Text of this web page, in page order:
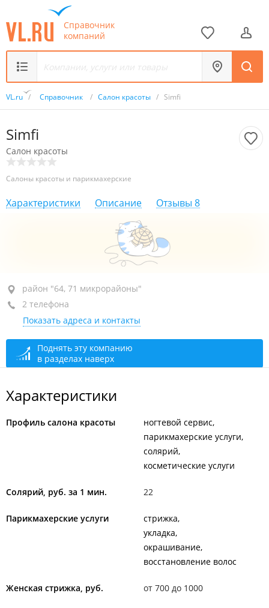
Справочник
компаний
VL.ru / Справочник / Салон красоты / Simfi
Simfi
Салон красоты
Салоны красоты и парикмахерские
Характеристики Описание Отзывы 8
район "64, 71 микрорайоны", ул. Нейбута, 31
супермаркет "ОК!", 2-й этаж, пав. 15
+7 (423) 263-47-06
+7 (423) 261-96-96
закрыто, откроется в 09:00
район "64, 71 микрорайоны"
2 телефона
Показать адреса и контакты
Поднять эту компанию
в разделах наверх
Характеристики
Профиль салона красоты
ногтевой сервис
парикмахерские услуги
солярий
косметические услуги
Солярий, руб. за 1 мин. 22
Парикмахерские услуги
стрижка
укладка
окрашивание
восстановление волос
Женская стрижка, руб. от 700 до 1000